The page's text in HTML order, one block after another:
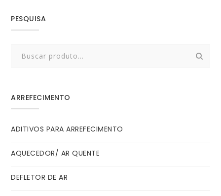
PESQUISA
ARREFECIMENTO
ADITIVOS PARA ARREFECIMENTO
AQUECEDOR/ AR QUENTE
DEFLETOR DE AR